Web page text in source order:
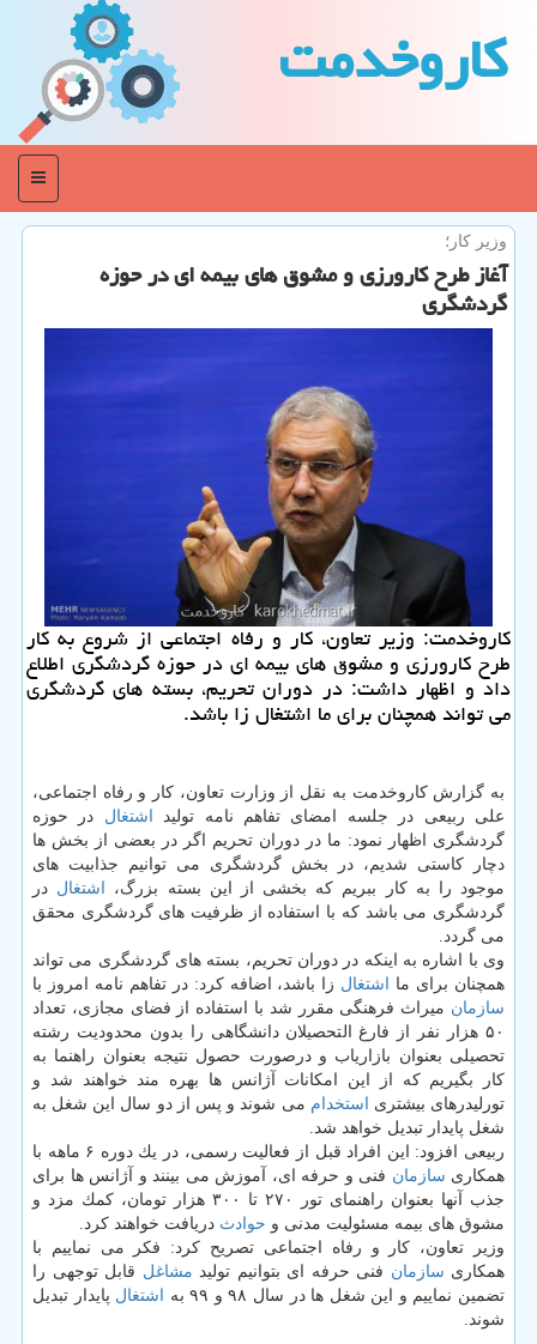
كاروخدمت
منو
وزیر كار؛
آغاز طرح كارورزی و مشوق های بیمه ای در حوزه
گردشگری
كاروخدمت: وزیر تعاون، كار و رفاه اجتماعی از شروع به كار
طرح كارورزی و مشوق های بیمه ای در حوزه گردشگری اطلاع
داد و اظهار داشت: در دوران تحریم، بسته های گردشگری
می تواند همچنان برای ما اشتغال زا باشد.
به گزارش كاروخدمت به نقل از وزارت تعاون، كار و رفاه اجتماعی،
علی ربیعی در جلسه امضای تفاهم نامه تولید
اشتغال در حوزه
گردشگری اظهار نمود: ما در دوران تحریم اگر در بعضی از بخش ها
دچار كاستی شدیم، در بخش گردشگری می توانیم جذابیت های
موجود را به كار ببریم كه بخشی از این بسته بزرگ،
اشتغال در
گردشگری می باشد كه با استفاده از ظرفیت های گردشگری محقق
می گردد.
وی با اشاره به اینكه در دوران تحریم، بسته های گردشگری می تواند
همچنان برای ما
اشتغال زا باشد، اضافه كرد: در تفاهم نامه امروز با
سازمان میراث فرهنگی مقرر شد با استفاده از فضای مجازی، تعداد
۵۰ هزار نفر از فارغ التحصیلان دانشگاهی را بدون محدودیت رشته
تحصیلی بعنوان بازاریاب و درصورت حصول نتیجه بعنوان راهنما به
كار بگیریم كه از این امكانات آژانس ها بهره مند خواهند شد و
تورلیدرهای بیشتری
استخدام می شوند و پس از دو سال این شغل به
شغل پایدار تبدیل خواهد شد.
ربیعی افزود: این افراد قبل از فعالیت رسمی، در یك دوره ۶ ماهه با
همكاری سازمان فنی و حرفه ای، آموزش می بینند و آژانس ها برای
جذب آنها بعنوان راهنمای تور ۲۷۰ تا ۳۰۰ هزار تومان، كمك مزد و
مشوق های بیمه مسئولیت مدنی و حوادث دریافت خواهند كرد.
وزیر تعاون، كار و رفاه اجتماعی تصریح كرد: فكر می نماییم با
همكاری سازمان فنی حرفه ای بتوانیم تولید مشاغل قابل توجهی را
تضمین نماییم و این شغل ها در سال ۹۸ و ۹۹ به
اشتغال پایدار تبدیل
شوند.